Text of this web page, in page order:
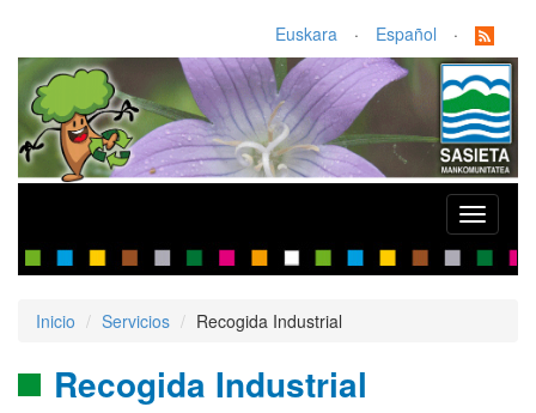
Euskara · Español ·
Toggle
Inicio Servicios Recogida Industrial
Recogida Industrial